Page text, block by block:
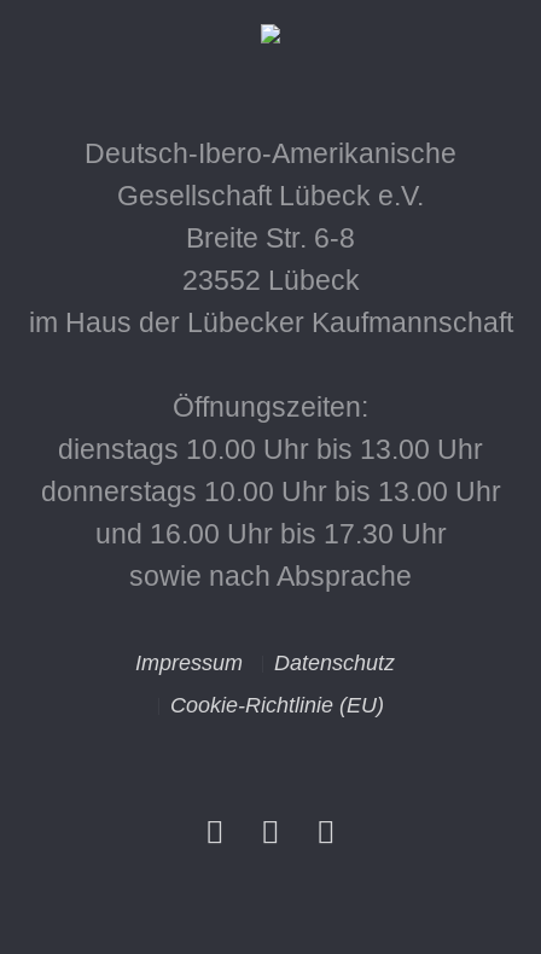
Deutsch-Ibero-Amerikanische
Gesellschaft Lübeck e.V.
Breite Str. 6-8
23552 Lübeck
im Haus der Lübecker Kaufmannschaft
Öffnungszeiten:
dienstags 10.00 Uhr bis 13.00 Uhr
donnerstags 10.00 Uhr bis 13.00 Uhr
und 16.00 Uhr bis 17.30 Uhr
sowie nach Absprache
Impressum
Datenschutz
Cookie-Richtlinie (EU)